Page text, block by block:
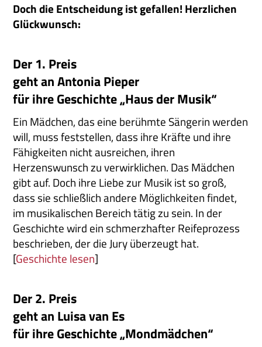
Doch die Entscheidung ist gefallen! Herzlichen
Glückwunsch:
Der 1. Preis
geht an Antonia Pieper
für ihre Geschichte „Haus der Musik“
Ein Mädchen, das eine berühmte Sängerin werden
will, muss feststellen, dass ihre Kräfte und ihre
Fähigkeiten nicht ausreichen, ihren
Herzenswunsch zu verwirklichen. Das Mädchen
gibt auf. Doch ihre Liebe zur Musik ist so groß,
dass sie schließlich andere Möglichkeiten findet,
im musikalischen Bereich tätig zu sein. In der
Geschichte wird ein schmerzhafter Reifeprozess
beschrieben, der die Jury überzeugt hat.
[Geschichte lesen]
Der 2. Preis
geht an Luisa van Es
für ihre Geschichte „Mondmädchen“